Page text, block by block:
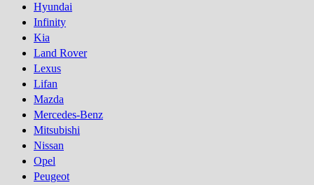
Hyundai
Infinity
Kia
Land Rover
Lexus
Lifan
Mazda
Mercedes-Benz
Mitsubishi
Nissan
Opel
Peugeot